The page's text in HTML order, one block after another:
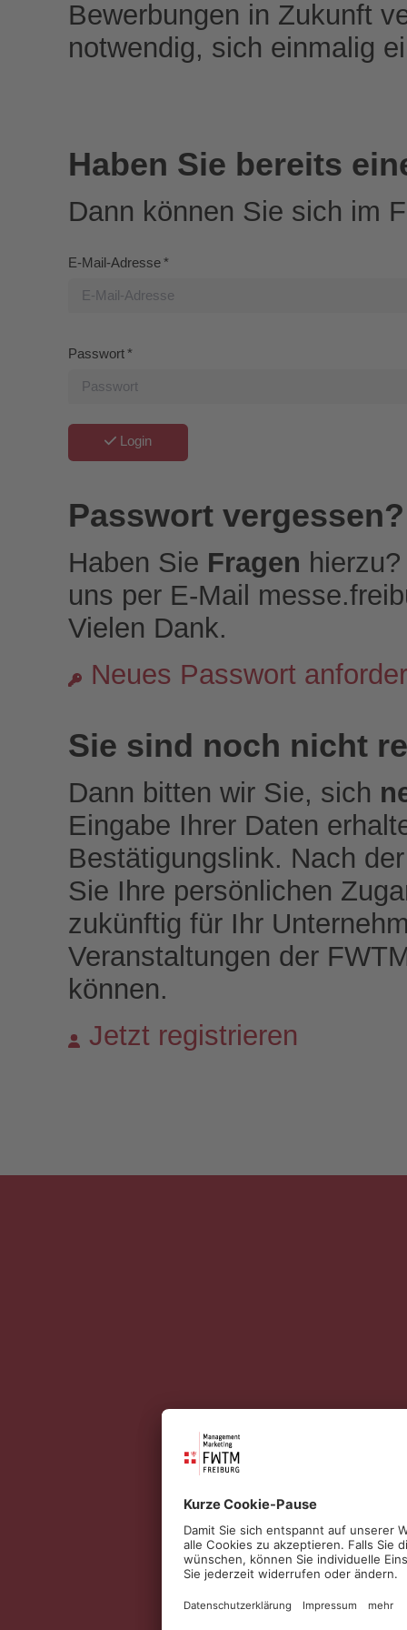
Bewerbungen in Zukunft
notwendig, sich einmalig
Haben Sie bereits
Dann können Sie sich im
Login
Passwort vergessen?
Haben Sie Fragen
uns per E-Mail
Vielen Dank.
Neues Passwort
Sie sind noch nicht
Dann bitten wir Sie, sich
Eingabe Ihrer Daten
Bestätigungslink. Nach
Sie Ihre persönlichen
zukünftig für Ihr
Veranstaltungen der
können.
Jetzt registrieren